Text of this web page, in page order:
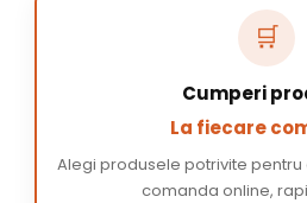
🛒
Cumperi
La fiecare
Alegi produsele potrivite pentru
comanda online,